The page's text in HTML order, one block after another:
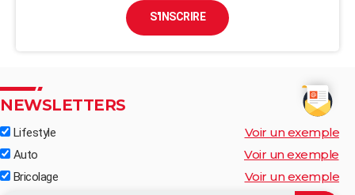
S'INSCRIRE
NEWSLETTERS
Lifestyle Voir un exemple
Auto Voir un exemple
Bricolage Voir un exemple